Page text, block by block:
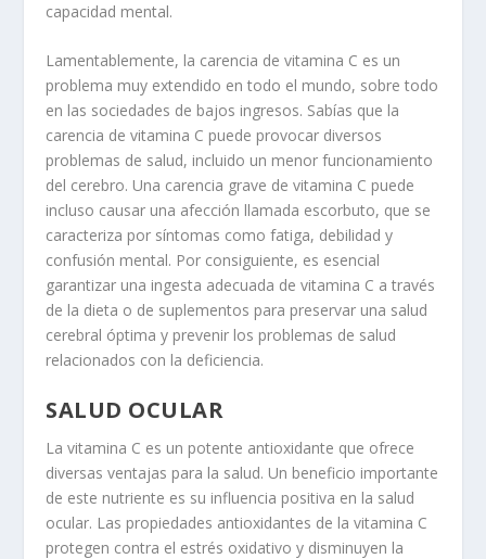
capacidad mental.
Lamentablemente, la carencia de vitamina C es un
problema muy extendido en todo el mundo, sobre todo
en las sociedades de bajos ingresos. Sabías que la
carencia de vitamina C puede provocar diversos
problemas de salud, incluido un menor funcionamiento
del cerebro. Una carencia grave de vitamina C puede
incluso causar una afección llamada escorbuto, que se
caracteriza por síntomas como fatiga, debilidad y
confusión mental. Por consiguiente, es esencial
garantizar una ingesta adecuada de vitamina C a través
de la dieta o de suplementos para preservar una salud
cerebral óptima y prevenir los problemas de salud
relacionados con la deficiencia.
SALUD OCULAR
La vitamina C es un potente antioxidante que ofrece
diversas ventajas para la salud. Un beneficio importante
de este nutriente es su influencia positiva en la salud
ocular. Las propiedades antioxidantes de la vitamina C
protegen contra el estrés oxidativo y disminuyen la